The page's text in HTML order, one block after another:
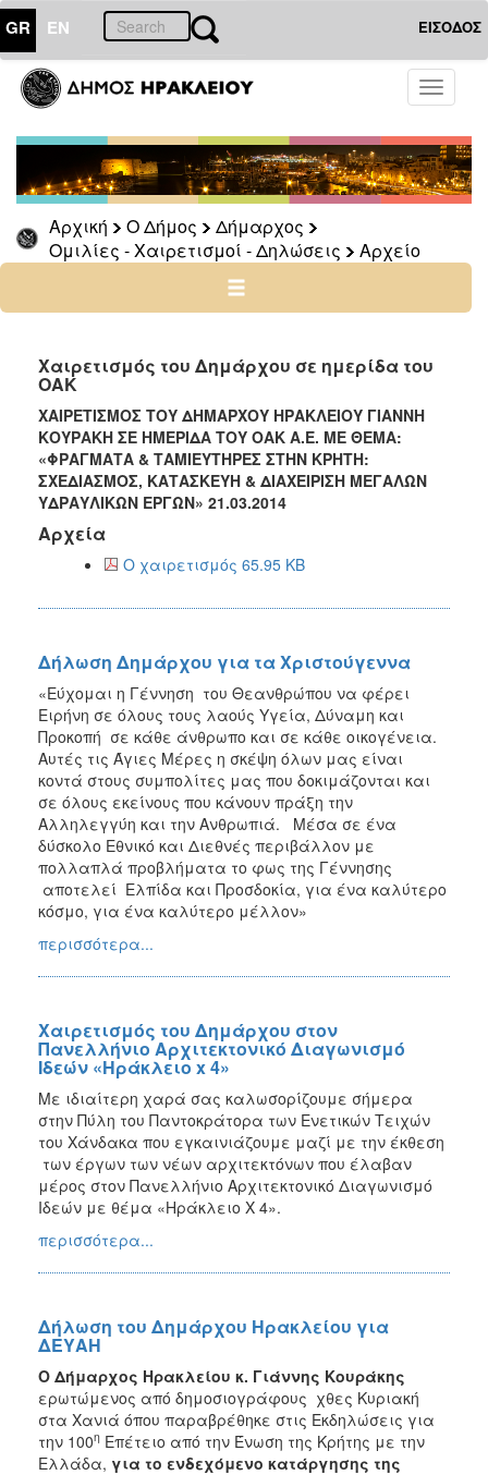
GR EN ΕΙΣΟΔΟΣ
Toggle
Αρχική Ο Δήμος
Δήμαρχος
Ομιλίες - Χαιρετισμοί - Δηλώσεις
Αρχείο
ΔΗΜΟΣ
Δήμαρχος
Ομιλίες
-
Χαιρετισμοί
-
Δηλώσεις
-
2023
2007
-
2013
Απολογισμός
Έργου
ΤΟΠΟΣ
ΠΟΛΙΤΙΣΜΟΣ
ΑΝΘΕΚΤΙΚΗ
ΠΟΛΗ
Χαιρετισμός του Δημάρχου σε ημερίδα του
ΟΑΚ
ΧΑΙΡΕΤΙΣΜΟΣ ΤΟΥ ΔΗΜΑΡΧΟΥ ΗΡΑΚΛΕΙΟΥ ΓΙΑΝΝΗ
ΚΟΥΡΑΚΗ ΣΕ ΗΜΕΡΙΔΑ ΤΟΥ ΟΑΚ Α.Ε. ΜΕ ΘΕΜΑ:
«ΦΡΑΓΜΑΤΑ & ΤΑΜΙΕΥΤΗΡΕΣ ΣΤΗΝ ΚΡΗΤΗ:
ΣΧΕΔΙΑΣΜΟΣ, ΚΑΤΑΣΚΕΥΗ & ΔΙΑΧΕΙΡΙΣΗ ΜΕΓΑΛΩΝ
ΥΔΡΑΥΛΙΚΩΝ ΕΡΓΩΝ» 21.03.2014
Αρχεία
Ο χαιρετισμός 65.95 KB
Δήλωση Δημάρχου για τα Χριστούγεννα
«Εύχομαι η Γέννηση του Θεανθρώπου να φέρει
Ειρήνη σε όλους τους λαούς Υγεία, Δύναμη και
Προκοπή σε κάθε άνθρωπο και σε κάθε οικογένεια.
Αυτές τις Άγιες Μέρες η σκέψη όλων μας είναι
κοντά στους συμπολίτες μας που δοκιμάζονται και
σε όλους εκείνους που κάνουν πράξη την
Αλληλεγγύη και την Ανθρωπιά. Μέσα σε ένα
δύσκολο Εθνικό και Διεθνές περιβάλλον με
πολλαπλά προβλήματα το φως της Γέννησης
αποτελεί Ελπίδα και Προσδοκία, για ένα καλύτερο
κόσμο, για ένα καλύτερο μέλλον»
περισσότερα...
Χαιρετισμός του Δημάρχου στον
Πανελλήνιο Αρχιτεκτονικό Διαγωνισμό
Ιδεών «Ηράκλειο x 4»
Με ιδιαίτερη χαρά σας καλωσορίζουμε σήμερα
στην Πύλη του Παντοκράτορα των Ενετικών Τειχών
του Χάνδακα που εγκαινιάζουμε μαζί με την έκθεση
των έργων των νέων αρχιτεκτόνων που έλαβαν
μέρος στον Πανελλήνιο Αρχιτεκτονικό Διαγωνισμό
Ιδεών με θέμα «Ηράκλειο Χ 4».
περισσότερα...
Δήλωση του Δημάρχου Ηρακλείου για
ΔΕΥΑΗ
Ο Δήμαρχος Ηρακλείου κ. Γιάννης Κουράκης
ερωτώμενος από δημοσιογράφους χθες Κυριακή
στα Χανιά όπου παραβρέθηκε στις Εκδηλώσεις για
την 100η Επέτειο από την Ένωση της Κρήτης με την
Ελλάδα, για το ενδεχόμενο κατάργησης της